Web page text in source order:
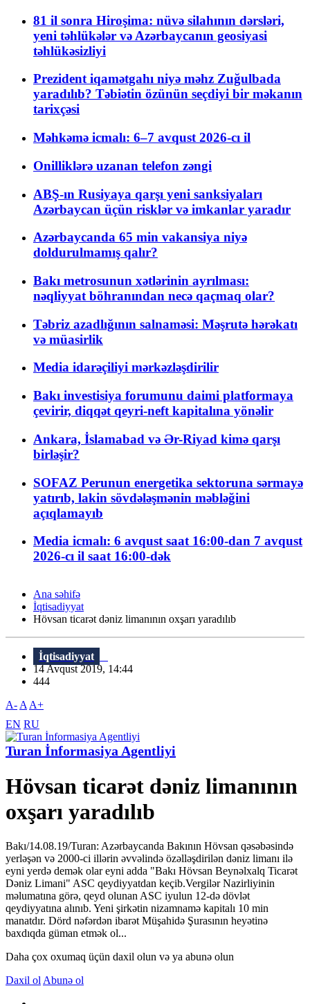
81 il sonra Hiroşima: nüvə silahının dərsləri,
yeni təhlükələr və Azərbaycanın geosiyasi
təhlükəsizliyi
Prezident iqamətgahı niyə məhz Zuğulbada
yaradılıb? Təbiətin özünün seçdiyi bir məkanın
tarixçəsi
Məhkəmə icmalı: 6–7 avqust 2026-cı il
Onilliklərə uzanan telefon zəngi
ABŞ-ın Rusiyaya qarşı yeni sanksiyaları
Azərbaycan üçün risklər və imkanlar yaradır
Azərbaycanda 65 min vakansiya niyə
doldurulmamış qalır?
Bakı metrosunun xətlərinin ayrılması:
nəqliyyat böhranından necə qaçmaq olar?
Təbriz azadlığının salnaməsi: Məşrutə hərəkatı
və müasirlik
Media idarəçiliyi mərkəzləşdirilir
Bakı investisiya forumunu daimi platformaya
çevirir, diqqət qeyri-neft kapitalına yönəlir
Ankara, İslamabad və Ər-Riyad kimə qarşı
birləşir?
SOFAZ Perunun energetika sektoruna sərmayə
yatırıb, lakin sövdələşmənin məbləğini
açıqlamayıb
Media icmalı: 6 avqust saat 16:00-dan 7 avqust
2026-cı il saat 16:00-dək
Ana səhifə
İqtisadiyyat
Hövsan ticarət dəniz limanının oxşarı yaradılıb
İqtisadiyyat
14 Avqust 2019, 14:44
444
A- A A+
EN RU
Turan İnformasiya Agentliyi
Hövsan ticarət dəniz limanının
oxşarı yaradılıb
Bakı/14.08.19/Turan: Azərbaycanda Bakının Hövsan qəsəbəsində
yerləşən və 2000-ci illərin əvvəlində özəlləşdirilən dəniz limanı ilə
eyni yerdə demək olar eyni adda "Bakı Hövsan Beynəlxalq Ticarət
Dəniz Limani" ASC qeydiyyatdan keçib.Vergilər Nazirliyinin
məlumatına görə, qeyd olunan ASC iyulun 12-də dövlət
qeydiyyatına alınıb. Yeni şirkətin nizamnamə kapitalı 10 min
manatdır. Dörd nəfərdən ibarət Müşahidə Şurasının heyətinə
baxdıqda güman etmək ol...
Daha çox oxumaq üçün daxil olun və ya abunə olun
Daxil ol Abunə ol